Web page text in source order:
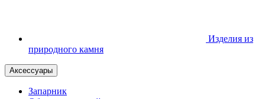
Изделия из
природного камня
Аксессуары
Запарник